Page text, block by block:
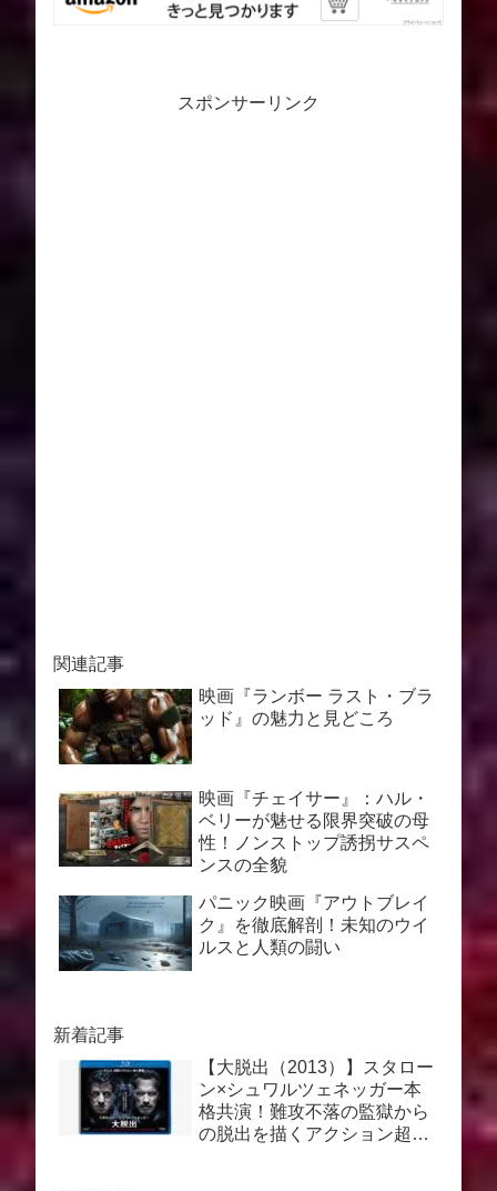
スポンサーリンク
関連記事
映画『ランボー ラスト・ブラ
ッド』の魅力と見どころ
映画『チェイサー』：ハル・
ベリーが魅せる限界突破の母
性！ノンストップ誘拐サスペ
ンスの全貌
パニック映画『アウトブレイ
ク』を徹底解剖！未知のウイ
ルスと人類の闘い
新着記事
【大脱出（2013）】スタロー
ン×シュワルツェネッガー本
格共演！難攻不落の監獄から
の脱出を描くアクション超大